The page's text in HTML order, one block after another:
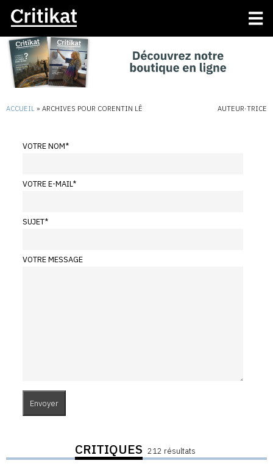
ACCUEIL » ARCHIVES POUR CORENTIN LÊ AUTEUR·TRICE
VOTRE NOM*
VOTRE E-MAIL*
SUJET*
VOTRE MESSAGE
CRITIQUES 212 résultats